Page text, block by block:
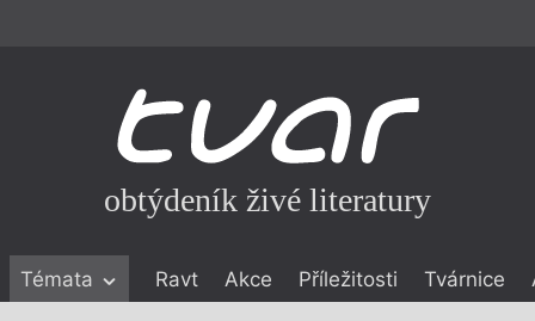
obtýdeník živé literatury
Témata Ravt Akce Příležitosti Tvárnice